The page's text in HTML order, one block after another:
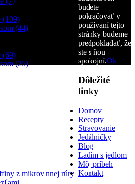
(109)
(44)
(69)
(25)
z mikrovlnnej rúry
budete
pokračovať v
používaní tejto
stránky budeme
predpokladať, že
ste s ňou
spokojní.Ok
Dôležité
linky
Domov
Recepty
Stravovanie
Jedálničky
Blog
Ladím s jedlom
Môj príbeh
Kontakt